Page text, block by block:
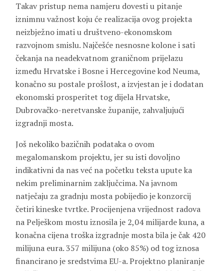
Takav pristup nema namjeru dovesti u pitanje
iznimnu važnost koju će realizacija ovog projekta
neizbježno imati u društveno-ekonomskom
razvojnom smislu. Najčešće nesnosne kolone i sati
čekanja na neadekvatnom graničnom prijelazu
između Hrvatske i Bosne i Hercegovine kod Neuma,
konačno su postale prošlost, a izvjestan je i dodatan
ekonomski prosperitet tog dijela Hrvatske,
Dubrovačko-neretvanske županije, zahvaljujući
izgradnji mosta.
Još nekoliko bazičnih podataka o ovom
megalomanskom projektu, jer su isti dovoljno
indikativni da nas već na početku teksta upute ka
nekim preliminarnim zaključcima. Na javnom
natječaju za gradnju mosta pobijedio je konzorcij
četiri kineske tvrtke. Procijenjena vrijednost radova
na Pelješkom mostu iznosila je 2,04 milijarde kuna, a
konačna cijena troška izgradnje mosta bila je čak 420
milijuna eura. 357 milijuna (oko 85%) od tog iznosa
financirano je sredstvima EU-a. Projektno planiranje